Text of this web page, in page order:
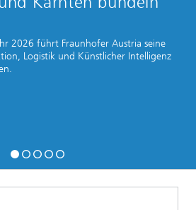
2026 führt Fraunhofer Austria seine
Logistik und Künstlicher Intelligenz